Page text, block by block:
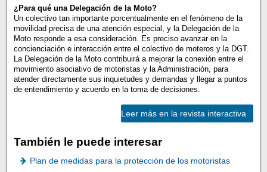
¿Para qué una Delegación de la Moto?
Un colectivo tan importante porcentualmente en el fenómeno de la
movilidad precisa de una atención especial, y la Delegación de la
Moto responde a esa consideración. Es preciso avanzar en la
concienciación e interacción entre el colectivo de moteros y la DGT.
La Delegación de la Moto contribuirá a mejorar la conexión entre el
movimiento asociativo de motoristas y la Administración, para
atender directamente sus inquietudes y demandas y llegar a puntos
de entendimiento y acuerdo en la toma de decisiones.
Leer más en la revista interactiva
También le puede interesar
Plan de medidas para la protección de los motoristas